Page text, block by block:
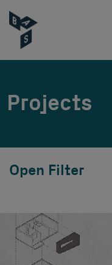
Projects
Open Filter